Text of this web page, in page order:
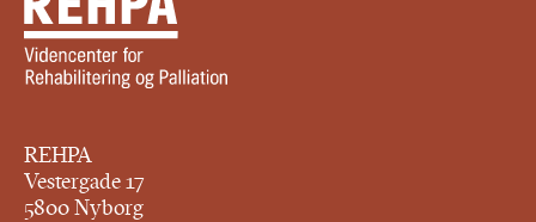
REHPA
Vestergade 17
5800 Nyborg